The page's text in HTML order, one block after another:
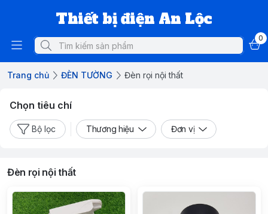
Thiết bị điện An Lộc
0
Trang chủ ĐÈN TƯỜNG Đèn rọi nội thất
Chọn tiêu chí
Bộ lọc Thương hiệu Đơn vị
Đèn rọi nội thất